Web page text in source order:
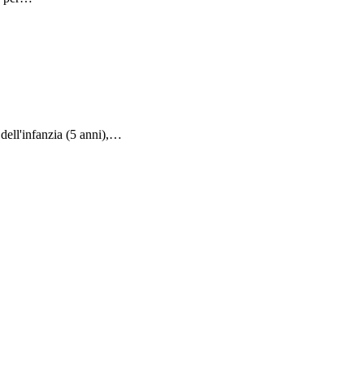
dell'infanzia (5 anni),…